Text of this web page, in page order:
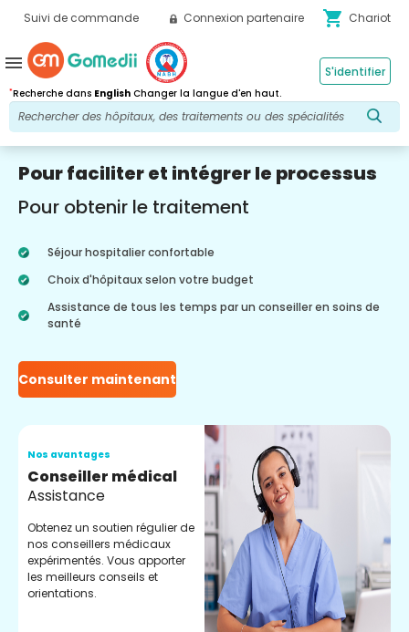
Suivi de commande Connexion partenaire shopping_cart Chariot
*Recherche dans English Changer la langue d'en haut.
S'identifier
menu
Pour faciliter et intégrer le processus
Pour obtenir le traitement
Séjour hospitalier confortable
Choix d'hôpitaux selon votre budget
Assistance de tous les temps par un conseiller en soins de
santé
Consulter maintenant
Nos avantages
Conseiller médical
Assistance
Obtenez un soutien régulier de
nos conseillers médicaux
expérimentés. Vous apporter
les meilleurs conseils et
orientations.